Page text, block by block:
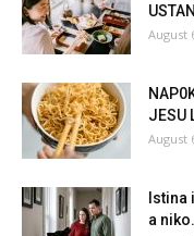
August
JESU
August
Istina
a